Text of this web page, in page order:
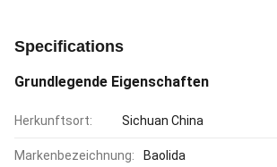
Specifications
Grundlegende Eigenschaften
Herkunftsort: Sichuan China
Markenbezeichnung: Baolida